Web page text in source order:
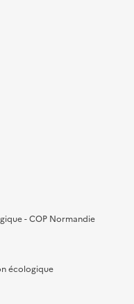
- COP Normandie
écologique